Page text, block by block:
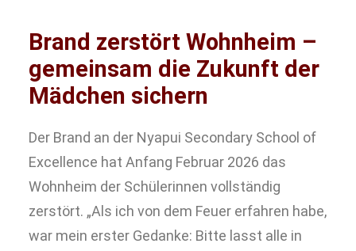
Brand zerstört Wohnheim –
gemeinsam die Zukunft der
Mädchen sichern
Der Brand an der Nyapui Secondary School of
Excellence hat Anfang Februar 2026 das
Wohnheim der Schülerinnen vollständig
zerstört. „Als ich von dem Feuer erfahren habe,
war mein erster Gedanke: Bitte lasst alle in